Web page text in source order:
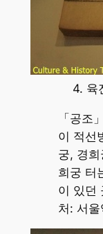
4. 육
「공조
이 적선
궁, 경
희궁 터
이 있던
처: 서